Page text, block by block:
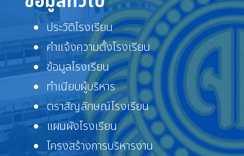
ประวัติโรงเรียน
คำแจ้งความตั้งโรงเรียน
ข้อมูลโรงเรียน
ทำเนียบผู้บริหาร
ตราสัญลักษณ์โรงเรียน
แผนผังโรงเรียน
โครงสร้างการบริหารงาน